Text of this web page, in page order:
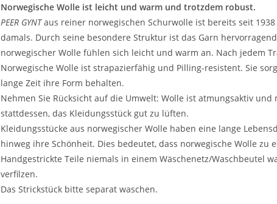
Norwegische Wolle ist leicht und warm und trotzdem robust.
PEER GYNTaus reiner norwegischen Schurwolle ist bereits seit
damals. Durch seine besondere Struktur ist das Garn
norwegischer Wolle fühlen sich leicht und warm an. Nach jedem
Norwegische Wolle ist strapazierfähig und Pilling-resistent. Sie
lange Zeit ihre Form behalten.
Nehmen Sie Rücksicht auf die Umwelt: Wolle ist atmungsaktiv
stattdessen, das Kleidungsstück gut zu lüften.
Kleidungsstücke aus norwegischer Wolle haben eine lange
hinweg ihre Schönheit. Dies bedeutet, dass norwegische Wolle zu
Handgestrickte Teile niemals in einem Wäschenetz/Waschbeutel
verfilzen.
Das Strickstück bitte separat waschen.